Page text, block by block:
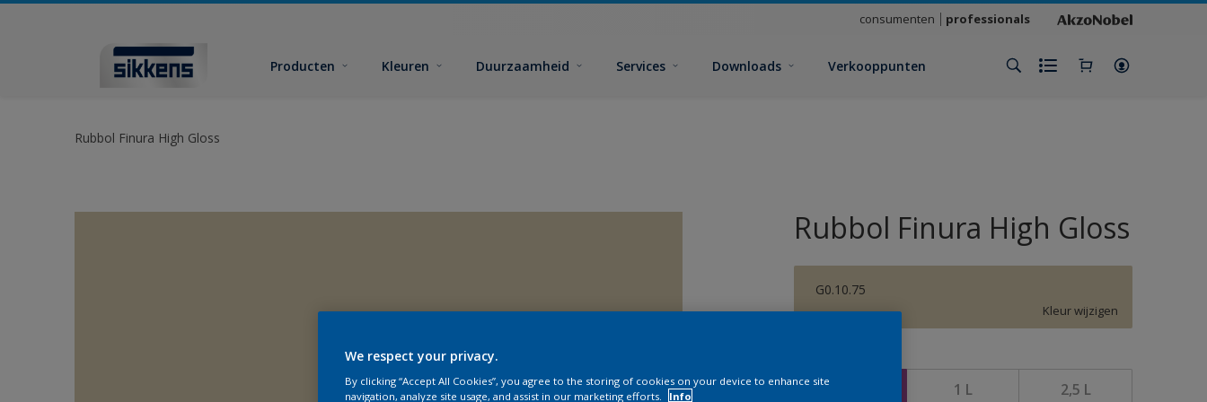
consumenten professionals
Producten Kleuren Duurzaamheid Services Downloads Verkooppunten
Rubbol Finura High Gloss
Rubbol Finura High Gloss
G0.10.75
Kleur wijzigen
500 ML 1 L 2,5 L
We respect your privacy.
By clicking “Accept All Cookies”, you agree to the storing of cookies on your device to enhance site
navigation, analyze site usage, and assist in our marketing efforts.
Info